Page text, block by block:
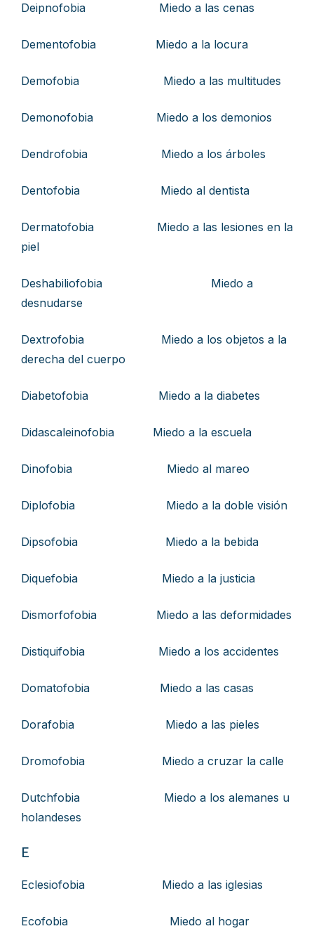
Deipnofobia Miedo a las cenas
Dementofobia Miedo a la locura
Demofobia Miedo a las multitudes
Demonofobia Miedo a los demonios
Dendrofobia Miedo a los árboles
Dentofobia Miedo al dentista
Dermatofobia Miedo a las lesiones en la
piel
Deshabiliofobia Miedo a
desnudarse
Dextrofobia Miedo a los objetos a la
derecha del cuerpo
Diabetofobia Miedo a la diabetes
Didascaleinofobia Miedo a la escuela
Dinofobia Miedo al mareo
Diplofobia Miedo a la doble visión
Dipsofobia Miedo a la bebida
Diquefobia Miedo a la justicia
Dismorfofobia Miedo a las deformidades
Distiquifobia Miedo a los accidentes
Domatofobia Miedo a las casas
Dorafobia Miedo a las pieles
Dromofobia Miedo a cruzar la calle
Dutchfobia Miedo a los alemanes u
holandeses
E
Eclesiofobia Miedo a las iglesias
Ecofobia Miedo al hogar